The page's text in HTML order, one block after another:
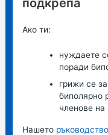
подкрепа
Ако ти:
нуждаете
поради
грижи се
биполярно
членове на
Нашето